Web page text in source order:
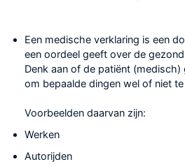
Een medische verklaring is een
een oordeel geeft over de
Denk aan of de patiënt
om bepaalde dingen wel of niet
Voorbeelden daarvan zijn:
Werken
Autorijden